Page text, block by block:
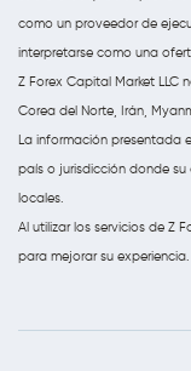
como un proveedor de
interpretarse como una
Z Forex Capital Market LLC
Corea del Norte, Irán,
La información presentada
país o jurisdicción donde su
locales.
Al utilizar los servicios de Z
para mejorar su experiencia.